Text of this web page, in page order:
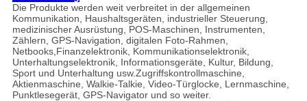
Die Produkte werden weit verbreitet in der allgemeinen
Kommunikation, Haushaltsgeräten, industrieller Steuerung,
medizinischer Ausrüstung, POS-Maschinen, Instrumenten,
Zählern, GPS-Navigation, digitalen Foto-Rahmen,
Netbooks,Finanzelektronik, Kommunikationselektronik,
Unterhaltungselektronik, Informationsgeräte, Kultur, Bildung,
Sport und Unterhaltung usw.Zugriffskontrollmaschine,
Aktienmaschine, Walkie-Talkie, Video-Türglocke, Lernmaschine,
Punktlesegerät, GPS-Navigator und so weiter.